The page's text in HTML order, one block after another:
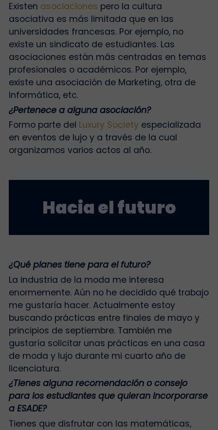
Existen asociaciones pero la cultura
asociativa es más limitada que en las
universidades francesas. Por ejemplo, no
existe un sindicato de estudiantes. Las
asociaciones están más centradas en temas
profesionales o académicos. Por ejemplo,
existe una asociación de Marketing, otra de
Informática, etc.
¿Pertenece a alguna asociación?
Formo parte del Luxury Societyespecializada
en eventos de lujo y a través de la cual
organizamos varios actos al año.
Hacia el futuro
¿Qué planes tiene para el futuro?
La industria de la moda me interesa
enormemente. Aún no he decidido qué trabajo
me gustaría hacer. Actualmente estoy
buscando prácticas entre finales de mayo y
principios de septiembre. También me
gustaría solicitar unas prácticas en una casa
de moda y lujo durante mi cuarto año de
licenciatura.
¿Tienes alguna recomendación o consejo
para los estudiantes que quieran incorporarse
a ESADE?
Tienes que disfrutar con las matemáticas,